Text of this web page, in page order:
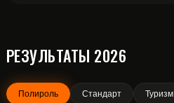
РЕЗУЛЬТАТЫ 2026
Полироль Стандарт Туризм